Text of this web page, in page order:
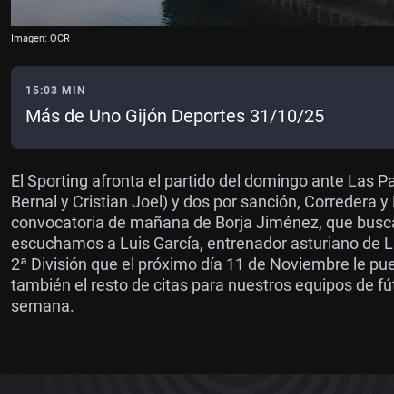
Imagen: OCR
15:03 MIN
Más de Uno Gijón Deportes 31/10/25
El Sporting afronta el partido del domingo ante Las
Bernal y Cristian Joel) y dos por sanción, Corredera
convocatoria de mañana de Borja Jiménez, que
escuchamos a Luis García, entrenador asturiano de
2ª División que el próximo día 11 de Noviembre le
también el resto de citas para nuestros equipos de
semana.